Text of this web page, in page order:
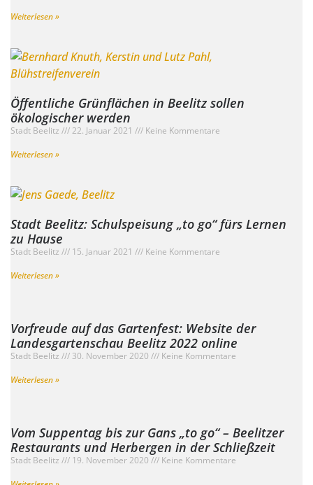
Weiterlesen »
Öffentliche Grünflächen in Beelitz sollen
ökologischer werden
Stadt Beelitz 22. Januar 2021
Keine Kommentare
Weiterlesen »
Stadt Beelitz: Schulspeisung „to go“ fürs Lernen
zu Hause
Stadt Beelitz 15. Januar 2021
Keine Kommentare
Weiterlesen »
Vorfreude auf das Gartenfest: Website der
Landesgartenschau Beelitz 2022 online
Stadt Beelitz 30. November 2020
Keine Kommentare
Weiterlesen »
Vom Suppentag bis zur Gans „to go“ – Beelitzer
Restaurants und Herbergen in der Schließzeit
Stadt Beelitz 19. November 2020
Keine Kommentare